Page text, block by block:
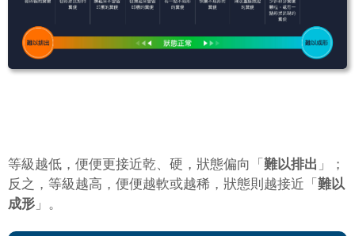
等級越低，便便更接近乾、硬，狀態偏向「 難以排出 」；
反之，等級越高，便便越軟或越稀，狀態則越接近「 難以
成形 」。